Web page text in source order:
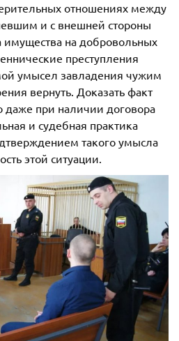
отношениях между
и с внешней стороны
имущества на добровольных
преступления
умысел завладения чужим
вернуть. Доказать факт
даже при наличии договора
и судебная практика
такого умысла
этой ситуации.